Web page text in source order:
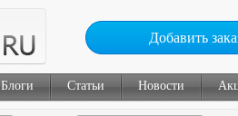
Добавить
Блоги Статьи Новости